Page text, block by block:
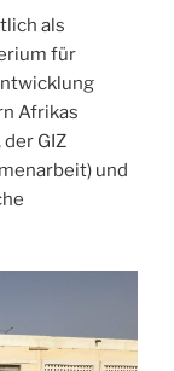
als
für
Afrikas
GIZ
und